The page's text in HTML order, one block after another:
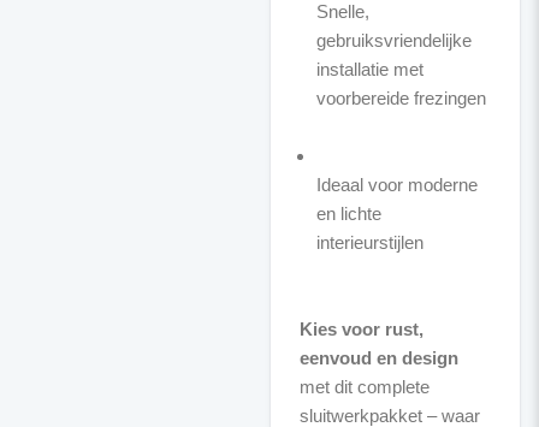
Snelle,
gebruiksvriendelijke
installatie met
voorbereide frezingen
Ideaal voor moderne
en lichte
interieurstijlen
Kies voor rust,
eenvoud en design
met dit complete
sluitwerkpakket – waar